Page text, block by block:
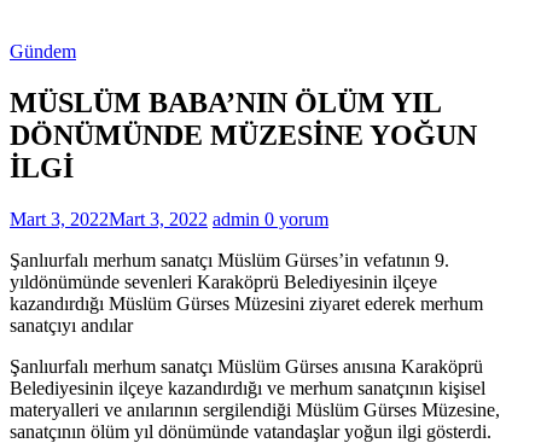
Gündem
MÜSLÜM BABA’NIN ÖLÜM YIL
DÖNÜMÜNDE MÜZESİNE YOĞUN
İLGİ
Mart 3, 2022Mart 3, 2022 admin 0 yorum
Şanlıurfalı merhum sanatçı Müslüm Gürses’in vefatının 9.
yıldönümünde sevenleri Karaköprü Belediyesinin ilçeye
kazandırdığı Müslüm Gürses Müzesini ziyaret ederek merhum
sanatçıyı andılar
Şanlıurfalı merhum sanatçı Müslüm Gürses anısına Karaköprü
Belediyesinin ilçeye kazandırdığı ve merhum sanatçının kişisel
materyalleri ve anılarının sergilendiği Müslüm Gürses Müzesine,
sanatçının ölüm yıl dönümünde vatandaşlar yoğun ilgi gösterdi.